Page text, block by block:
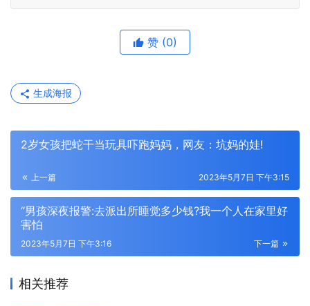
赞 (0)
生成海报
2岁女孩把蛇干当玩具吓跑妈妈，网友：坑妈的娃!
上一篇 2023年5月7日 下午3:15
“男孩深夜报警:去派出所睡觉多少钱?我一个人在家里好
害怕
下一篇
2023年5月7日 下午3:16
相关推荐